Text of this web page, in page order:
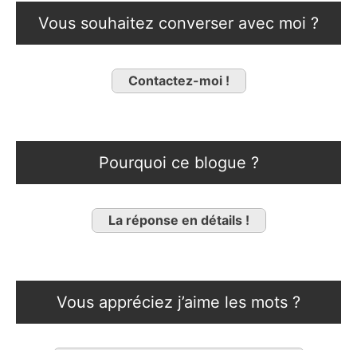
Vous souhaitez converser avec moi ?
Contactez-moi !
Pourquoi ce blogue ?
La réponse en détails !
Vous appréciez j’aime les mots ?